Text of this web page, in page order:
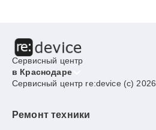
Сервисный центр
в Краснодаре
Сервисный центр re:device (c) 2026
Ремонт техники